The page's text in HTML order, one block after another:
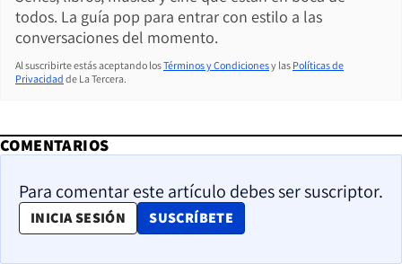
todos. La guía pop para entrar con estilo a las
conversaciones del momento.
Al suscribirte estás aceptando losTérminos y Condicionesy las Políticas de
Privacidad de La Tercera.
COMENTARIOS
Para comentar este artículo debes ser suscriptor.
INICIA SESIÓN SUSCRÍBETE
OPENS IN NEW WINDOW